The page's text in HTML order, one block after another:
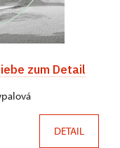
zum Detail
DETAIL